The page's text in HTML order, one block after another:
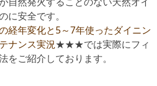
に安全です。
経年変化と5～7年使ったダイニン
ナンス実況★★★では実際にフィ
をご紹介しております。